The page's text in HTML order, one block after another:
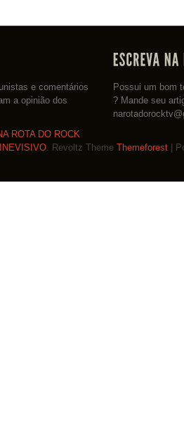
e comentários
a opinião dos
Possui um bom
? Mande seu
ROTA DO ROCK
. Revoltz Theme Themeforest |